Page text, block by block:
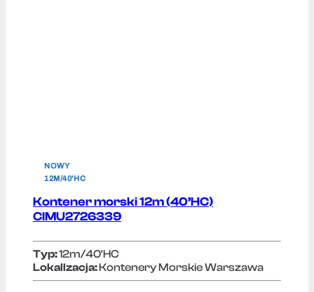
NOWY
12M/40'HC
Kontener morski 12m (40’HC)
CIMU2726339
Typ:12m/40'HC
Lokallzacja:Kontenery Morskie Warszawa